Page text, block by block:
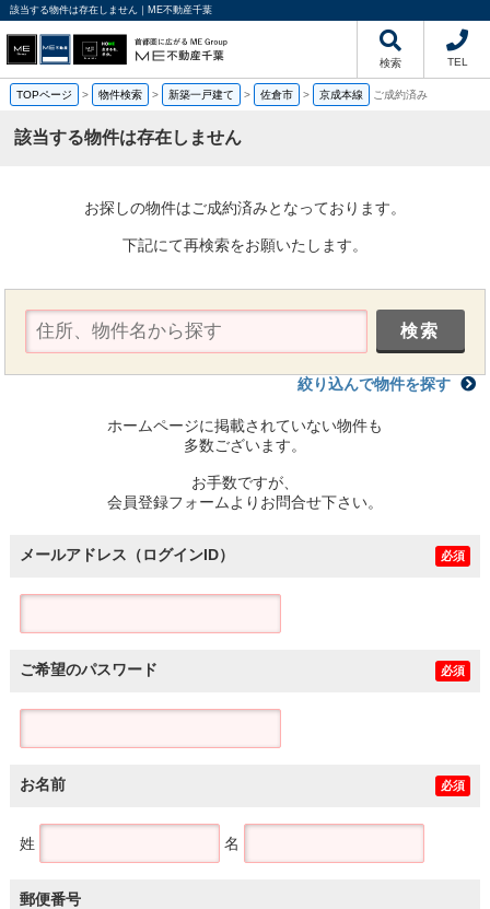
該当する物件は存在しません｜ME不動産千葉
検索 TEL
TOPページ > 物件検索 > 新築一戸建て > 佐倉市 > 京成本線 ご成約済み
該当する物件は存在しません
お探しの物件はご成約済みとなっております。
下記にて再検索をお願いたします。
絞り込んで物件を探す
ホームページに掲載されていない物件も
多数ございます。
お手数ですが、
会員登録フォームよりお問合せ下さい。
メールアドレス（ログインID） 必須
ご希望のパスワード 必須
お名前 必須
姓 名
郵便番号